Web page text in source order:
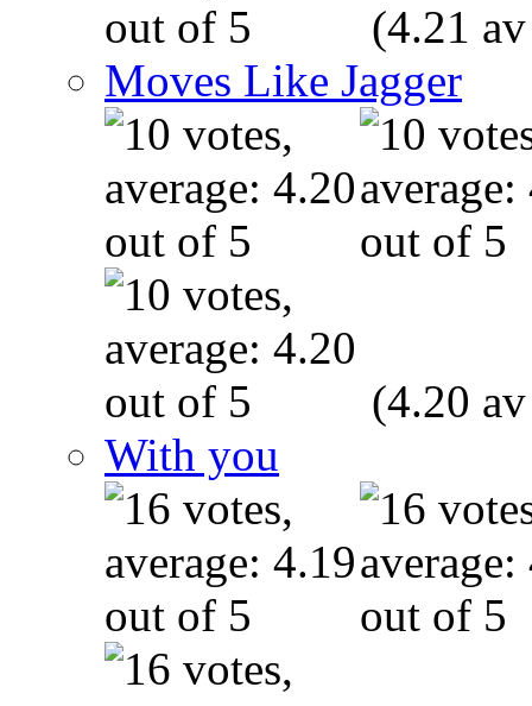
(4.21
Moves Like Jagger
(4.20
With you